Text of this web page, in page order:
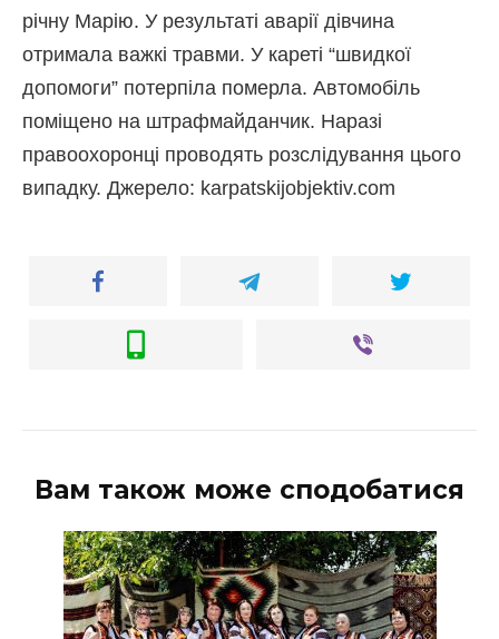
НОВИНИ ЗАХІДНОЇ УКРАЇНИ
ФОТО
річну Марію. У результаті аварії дівчина
отримала важкі травми. У кареті “швидкої
допомоги” потерпіла померла. Автомобіль
поміщено на штрафмайданчик. Наразі
правоохоронці проводять розслідування цього
випадку. Джерело: karpatskijobjektiv.com
Вам також може сподобатися